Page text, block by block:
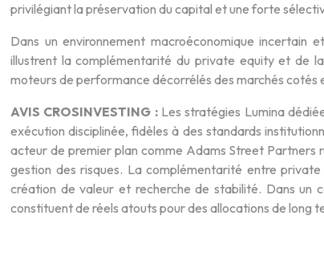
privilégiant la préservation du capital et une forte
Dans un environnement macroéconomique incertain
illustrent la complémentarité du private equity et de
moteurs de performance décorrélés des marchés cotés
AVIS CROSINVESTING : Les stratégies Lumina
exécution disciplinée, fidèles à des standards
acteur de premier plan comme Adams Street Partners
gestion des risques. La complémentarité entre
création de valeur et recherche de stabilité. Dans un
constituent de réels atouts pour des allocations de long